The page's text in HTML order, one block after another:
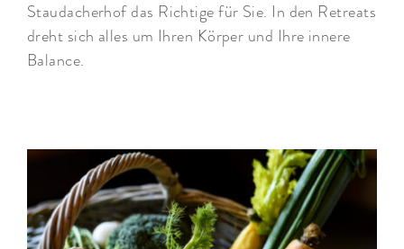
Staudacherhof das Richtige für Sie. In den Retreats
dreht sich alles um Ihren Körper und Ihre innere
Balance.